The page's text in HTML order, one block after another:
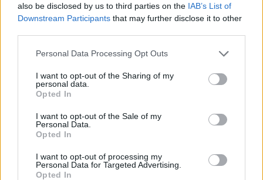
also be disclosed by us to third parties on the IAB’s List of
Downstream Participants that may further disclose it to other
Please note that this website/app uses one or more Google
not limited to your visit or usage behaviour. You may click to
grant or deny consent to Google and its third-party tags to
use your data for below specified purposes in below Google
consent section.
Personal Data Processing Opt Outs
I want to opt-out of the Sharing of my
personal data.
Opted In
I want to opt-out of the Sale of my
Personal Data.
Opted In
I want to opt-out of processing my
Personal Data for Targeted Advertising.
Opted In
Komoly nézeteltérés alakult ki
Norris és Hamilton között a Magyar
FORMA-1
„Sikerült előrelépést elérnem ezen a téren, viszont
meg kell találni a megfelelő egyensúlyt. Ha az